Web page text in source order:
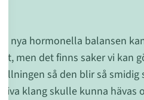
nya hormonella balansen
men det finns saker vi kan
så den blir så
klang skulle kunna hävas